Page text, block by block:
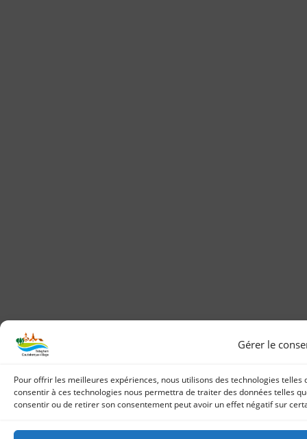
Gérer le
Pour offrir les meilleures expériences, nous utilisons des technologies
consentir à ces technologies nous permettra de traiter des données telles
consentir ou de retirer son consentement peut avoir un effet négatif sur